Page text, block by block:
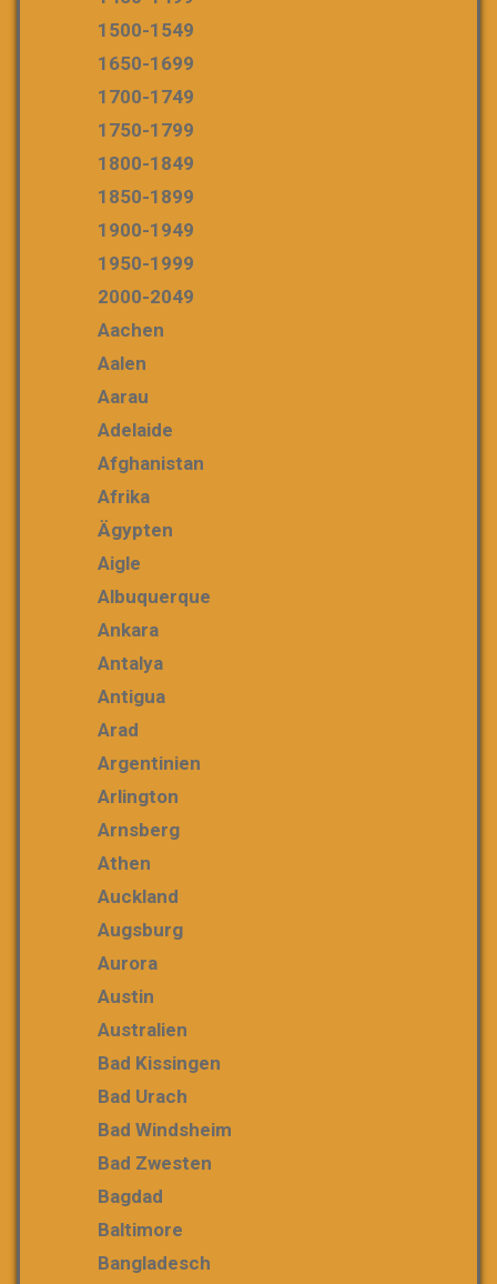
1500-1549
1650-1699
1700-1749
1750-1799
1800-1849
1850-1899
1900-1949
1950-1999
2000-2049
Aachen
Aalen
Aarau
Adelaide
Afghanistan
Afrika
Ägypten
Aigle
Albuquerque
Ankara
Antalya
Antigua
Arad
Argentinien
Arlington
Arnsberg
Athen
Auckland
Augsburg
Aurora
Austin
Australien
Bad Kissingen
Bad Urach
Bad Windsheim
Bad Zwesten
Bagdad
Baltimore
Bangladesch